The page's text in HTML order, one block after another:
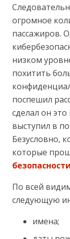
огромное
пассажиров.
низком
похитить
поспешил
сделал он
выступил в
Безусловно,
которые
По всей
следующую
имена;